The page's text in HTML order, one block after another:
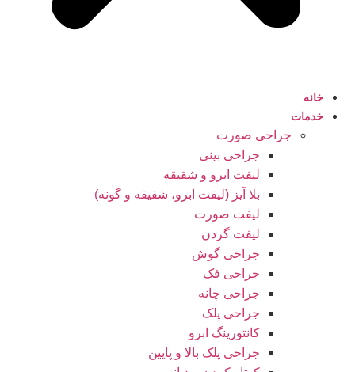
خانه
خدمات
جراحی صورت
جراحی بینی
لیفت ابرو و شقیقه
بلا آیز (لیفت ابرو، شقیقه و گونه)
لیفت صورت
لیفت گردن
جراحی گوش
جراحی فک
جراحی چانه
جراحی پلک
کانتورینگ ابرو
جراحی پلک بالا و پایین